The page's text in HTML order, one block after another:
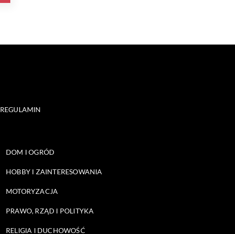
REGULAMIN
DOM I OGRÓD
HOBBY I ZAINTERESOWANIA
MOTORYZACJA
PRAWO, RZĄD I POLITYKA
RELIGIA I DUCHOWOŚĆ